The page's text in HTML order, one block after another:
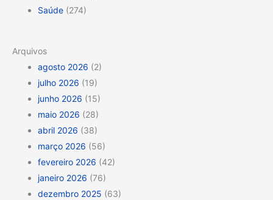
Saúde (274)
Arquivos
agosto 2026 (2)
julho 2026 (19)
junho 2026 (15)
maio 2026 (28)
abril 2026 (38)
março 2026 (56)
fevereiro 2026 (42)
janeiro 2026 (76)
dezembro 2025 (63)